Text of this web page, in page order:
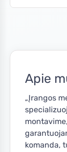
on
Apie
„Įrangos
komanda,